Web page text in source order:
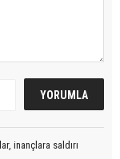
inançlara saldırı